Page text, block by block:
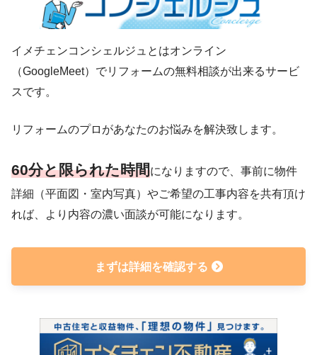
イメチェンコンシェルジュとはオンライン
（GoogleMeet）でリフォームの無料相談が出来るサービ
スです。
リフォームのプロがあなたのお悩みを解決致します。
60分と限られた時間になりますので、事前に物件
詳細（平面図・室内写真）やご希望の工事内容を共有頂け
れば、より内容の濃い面談が可能になります。
まずは詳細を確認する